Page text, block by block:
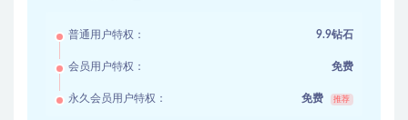
普通用户特权： 9.9钻石
会员用户特权： 免费
永久会员用户特权： 免费 推荐